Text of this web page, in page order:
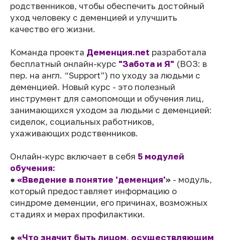
родственников, чтобы обеспечить достойный
уход человеку с деменцией и улучшить
качество его жизни.
Команда проекта Деменция.net разработала
бесплатный онлайн-курс "Забота и Я" (ВОЗ: в
пер. на англ. “Support”) по уходу за людьми с
деменцией. Новый курс - это полезный
инструмент для самопомощи и обучения лиц,
занимающихся уходом за людьми с деменцией:
сиделок, социальных работников,
ухаживающих родственников.
Онлайн-курс включает в себя 5 модулей
обучения:
● «Введение в понятие 'деменция'» - модуль,
который предоставляет информацию о
синдроме деменции, его причинах, возможных
стадиях и мерах профилактики.
● «Что значит быть лицом, осуществляющим